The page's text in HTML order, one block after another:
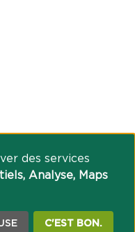
des services
Analyse, Maps
C'EST BON.